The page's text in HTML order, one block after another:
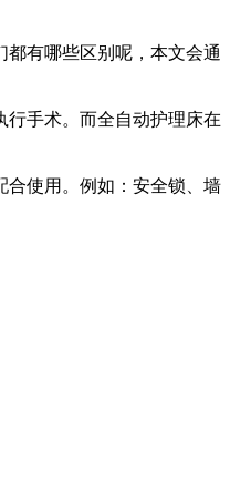
有哪些区别呢，本文会通
手术。而全自动护理床在
使用。例如：安全锁、墙